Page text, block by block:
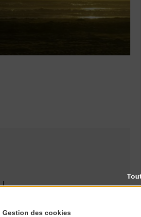
Gestion des cookies